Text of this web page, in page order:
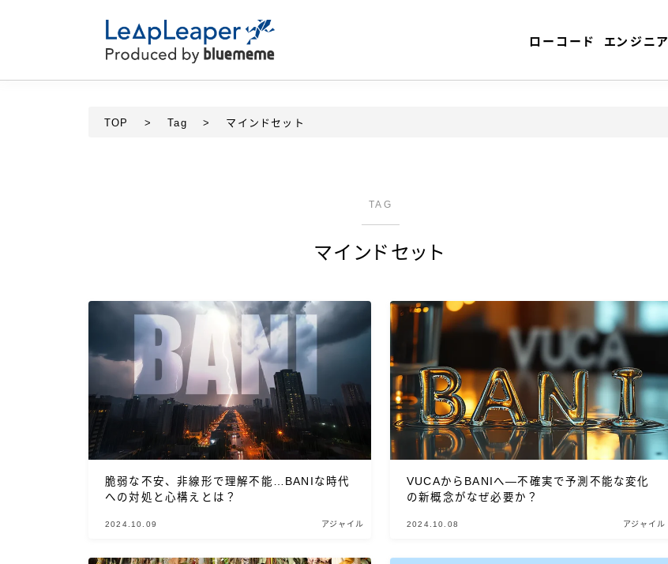
ローコード エンジニア
TOP > Tag > マインドセット
TAG
マインドセット
脆弱な不安、非線形で理解不能…BANIな時代
への対処と心構えとは？
2024.10.09 アジャイル
VUCAからBANIへ—不確実で予測不能な変化
の新概念がなぜ必要か？
2024.10.08 アジャイル